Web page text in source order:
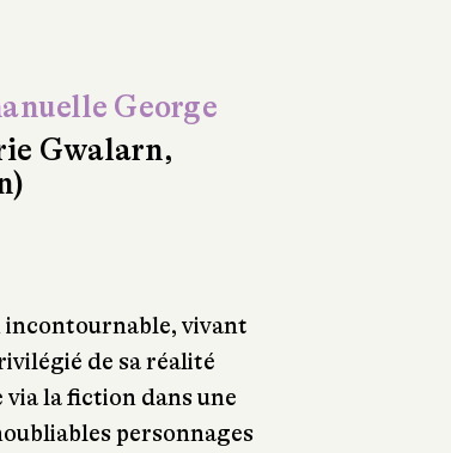
George
Gwalarn,
vivant
de sa réalité
la fiction dans une
personnages